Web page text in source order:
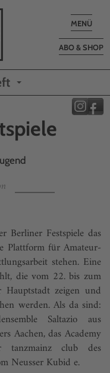
Toggle
MENÜ
ABO & SHOP
Festspiele das
Plattform für Amateur-
stehen. Eine
die vom 22. bis zum
zeigen und
werden. Als da sind:
Saltazio aus
Aachen, das Academy
tanzmainz club des
Neusser Kubid e.